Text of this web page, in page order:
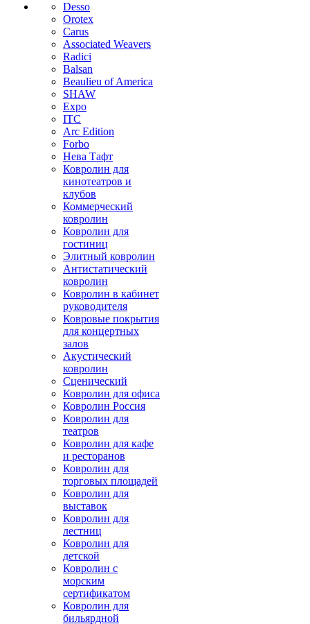
Desso
Orotex
Carus
Associated Weavers
Radici
Balsan
Beaulieu of America
SHAW
Expo
ITC
Arc Edition
Forbo
Нева Тафт
Ковролин для
кинотеатров и
клубов
Коммерческий
ковролин
Ковролин для
гостиниц
Элитный ковролин
Антистатический
ковролин
Ковролин в кабинет
руководителя
Ковровые покрытия
для концертных
залов
Акустический
ковролин
Сценический
Ковролин для офиса
Ковролин Россия
Ковролин для
театров
Ковролин для кафе
и ресторанов
Ковролин для
торговых площадей
Ковролин для
выставок
Ковролин для
лестниц
Ковролин для
детской
Ковролин с
морским
сертификатом
Ковролин для
бильярдной